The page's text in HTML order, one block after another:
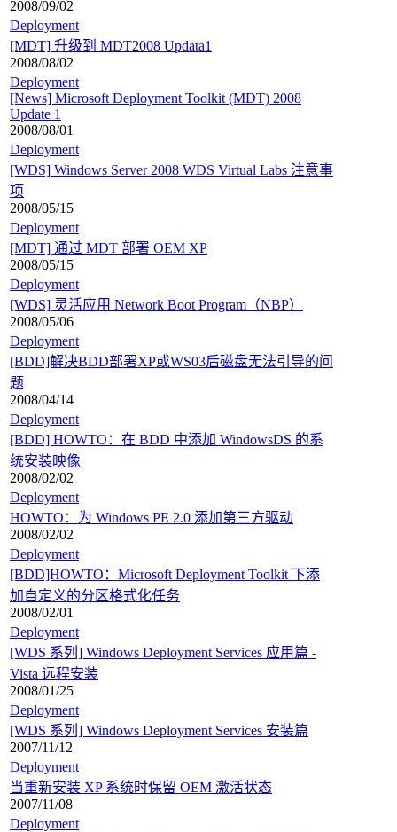
2008/09/02
Deployment
[MDT] 升级到 MDT2008 Updata1
2008/08/02
Deployment
[News] Microsoft Deployment Toolkit (MDT) 2008
Update 1
2008/08/01
Deployment
[WDS] Windows Server 2008 WDS Virtual Labs 注意事
项
2008/05/15
Deployment
[MDT] 通过 MDT 部署 OEM XP
2008/05/15
Deployment
[WDS] 灵活应用 Network Boot Program（NBP）
2008/05/06
Deployment
[BDD]解决BDD部署XP或WS03后磁盘无法引导的问
题
2008/04/14
Deployment
[BDD] HOWTO：在 BDD 中添加 WindowsDS 的系
统安装映像
2008/02/02
Deployment
HOWTO：为 Windows PE 2.0 添加第三方驱动
2008/02/02
Deployment
[BDD]HOWTO：Microsoft Deployment Toolkit 下添
加自定义的分区格式化任务
2008/02/01
Deployment
[WDS 系列] Windows Deployment Services 应用篇 -
Vista 远程安装
2008/01/25
Deployment
[WDS 系列] Windows Deployment Services 安装篇
2007/11/12
Deployment
当重新安装 XP 系统时保留 OEM 激活状态
2007/11/08
Deployment